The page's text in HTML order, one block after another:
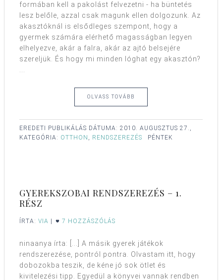
formában kell a pakolást felvezetni - ha büntetés
lesz belőle, azzal csak magunk ellen dolgozunk. Az
akasztóknál is elsődleges szempont, hogy a
gyermek számára elérhető magasságban legyen
elhelyezve, akár a falra, akár az ajtó belsejére
szereljük. És hogy mi minden lóghat egy akasztón?
OLVASS TOVÁBB
EREDETI PUBLIKÁLÁS DÁTUMA: 2010. AUGUSZTUS 27.,
PÉNTEK
KATEGÓRIA: OTTHON , RENDSZEREZÉS
GYEREKSZOBAI RENDSZEREZÉS – 1.
RÉSZ
ÍRTA: VIA | 7 HOZZÁSZÓLÁS
ninaanya írta: [...] A másik gyerek játékok
rendszerezése, pontról pontra. Olvastam itt, hogy
dobozokba teszik, de kéne jó sok ötlet és
kivitelezési tipp. Egyedül a könyvei vannak rendben